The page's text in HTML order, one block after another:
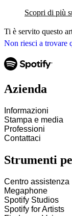
Non riesci a trovare
Scopri di più
Ti è servito questo
Azienda
Informazioni
Stampa e media
Professioni
Contattaci
Strumenti
Centro assistenza
Megaphone
Spotify Studios
Spotify for Artists